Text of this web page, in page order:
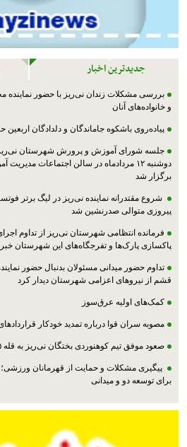
جدیدترین اخبار
بررسی مشکلات زندان نی‌ریز با حضور نماینده
و خانواده‌های آنان
پیاده‌روی باشکوه جاماندگان و دلدادگان
جلسه شورای آموزش و پرورش شهرستان نی‌ریز
دوشنبه ۱۲ مردادماه در سالن اجتماعات
برگزار شد
شروع مقتدرانه نماینده نی‌ریز در لیگ برتر
پیروزی متوالی صدرنشین شد
فرمانده انتظامی شهرستان نی‌ریز از تداوم
پاکسازی پارک‌ها و تفرجگاه‌های این شهرستان خبر
تداوم حضور میدانی مسئولان بدنبال حضور
قشم از نیروهای اعزامی شهرستان دیدار کرد
کمک‌های اولیه عرق‌سوز
مصوبه سران قوا درباره تمدید خودکار
صعود موفق تیم کوهنوردی بختگان نی‌ریز به قله ۴۳۷۵ متری لاله‌زار کرمان
پیگیری مشکلات و حمایت از قهرمانان ورزشی؛
برای توسعه دو و میدانی